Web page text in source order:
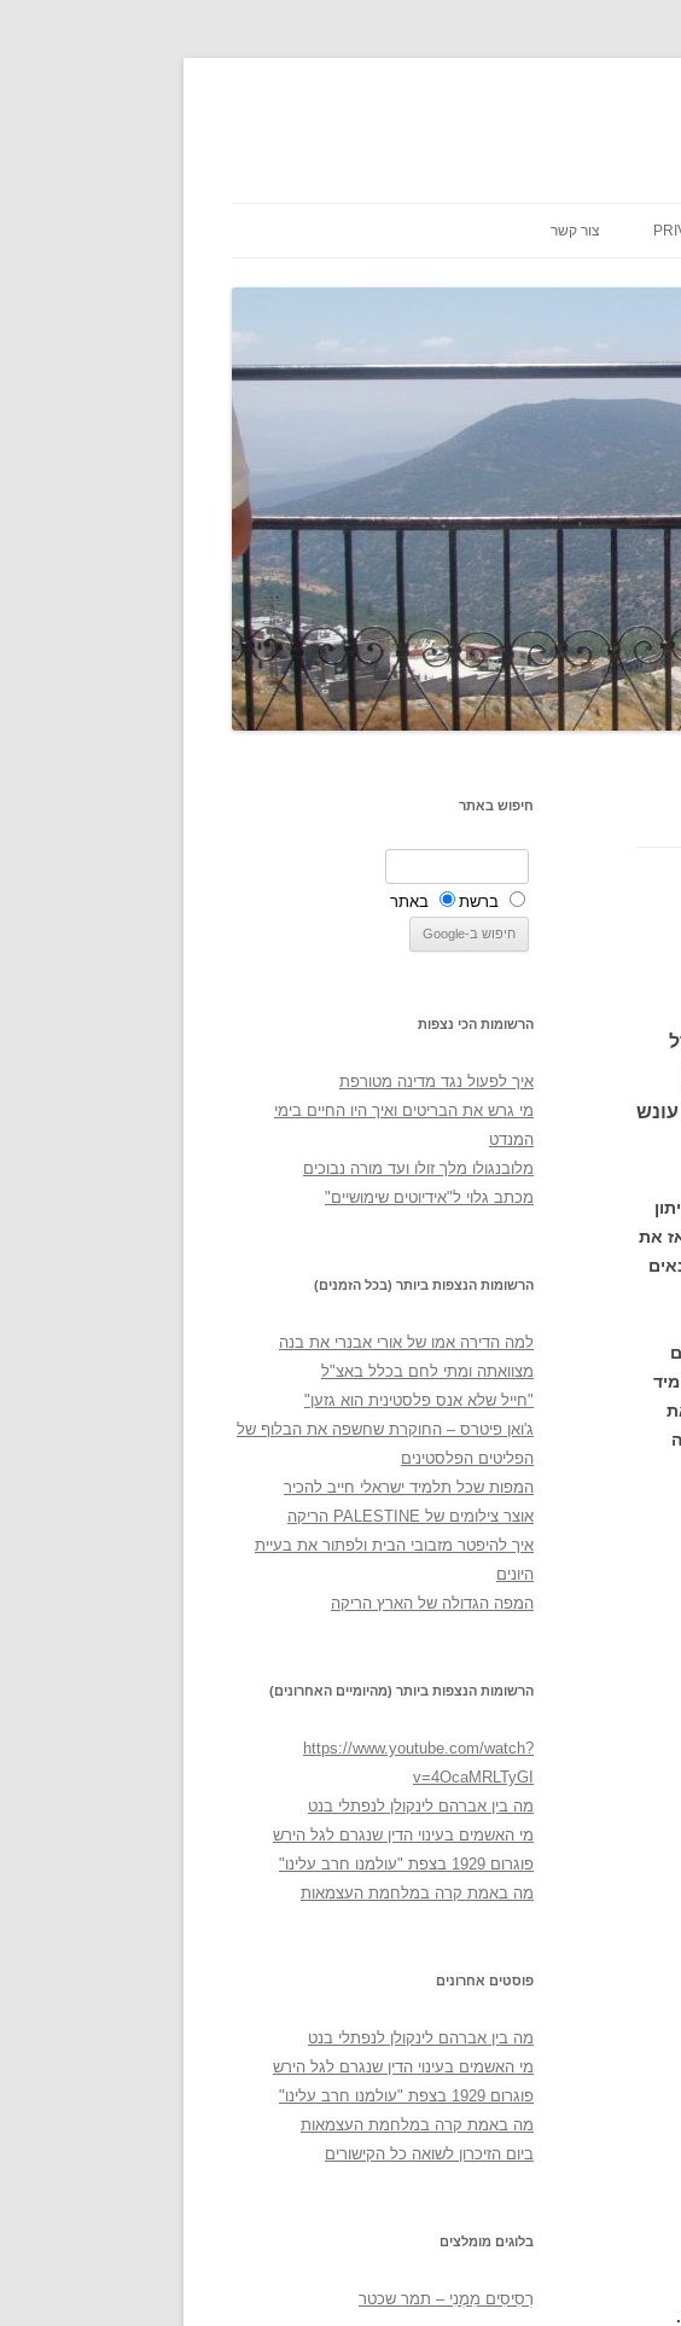
צור קשר
קו 300 ומחדל
את
חיפוש באתר
ברשת באתר
הרשומות הכי נצפות
איך לפעול נגד מדינה מטורפת
מי גרש את הבריטים ואיך היו החיים בימי
המנדט
מלובנגולו מלך זולו ועד מורה נבוכים
מכתב גלוי ל"אידיוטים שימושיים"
הרשומות הנצפות ביותר (בכל הזמנים)
למה הדירה אמו של אורי אבנרי את בנה
מצוואתה ומתי לחם בכלל באצ"ל
"חייל שלא אנס פלסטינית הוא גזען"
ג'ואן פיטרס – החוקרת שחשפה את הבלוף של
הפליטים הפלסטינים
המפות שכל תלמיד ישראלי חייב להכיר
אוצר צילומים של PALESTINE הריקה
איך להיפטר מזבובי הבית ולפתור את בעיית
היונים
המפה הגדולה של הארץ הריקה
הרשומות הנצפות ביותר (מהיומיים האחרונים)
https://www.youtube.com/watch?
v=4OcaMRLTyGI
מה בין אברהם לינקולן לנפתלי בנט
מי האשמים בעינוי הדין שנגרם לגל הירש
פוגרום 1929 בצפת "עולמנו חרב עלינו"
מה באמת קרה במלחמת העצמאות
פוסטים אחרונים
מה בין אברהם לינקולן לנפתלי בנט
מי האשמים בעינוי הדין שנגרם לגל הירש
פוגרום 1929 בצפת "עולמנו חרב עלינו"
מה באמת קרה במלחמת העצמאות
ביום הזיכרון לשואה כל הקישורים
בלוגים מומלצים
רְסִיסִים מִמֶנִי – תמר שכטר